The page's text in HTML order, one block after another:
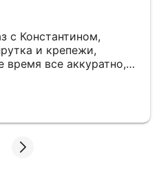
с Константином,
и крепежи,
время все аккуратно,
радуют глаз и ждут
что при доставке не
чтобы без сдачи найти